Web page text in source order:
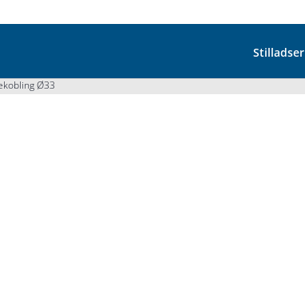
Stilladser
Ø33